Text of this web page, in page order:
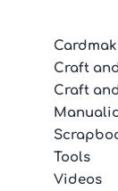
Craft
Craft
Tools
Videos